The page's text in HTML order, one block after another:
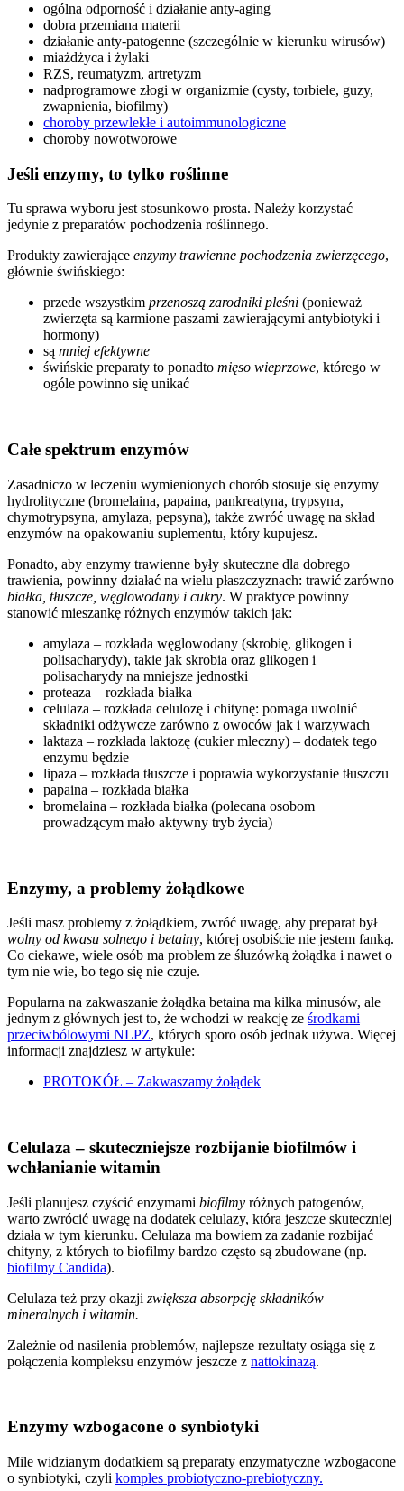
ogólna odporność i działanie anty-aging
dobra przemiana materii
działanie anty-patogenne (szczególnie w kierunku wirusów)
miażdżyca i żylaki
RZS, reumatyzm, artretyzm
nadprogramowe złogi w organizmie (cysty, torbiele, guzy,
zwapnienia, biofilmy)
choroby przewlekłe i autoimmunologiczne
choroby nowotworowe
Jeśli enzymy, to tylko roślinne
Tu sprawa wyboru jest stosunkowo prosta. Należy korzystać
jedynie z preparatów pochodzenia roślinnego.
Produkty zawierające enzymy trawienne pochodzenia zwierzęcego,
głównie świńskiego:
przede wszystkim przenoszą zarodniki pleśni (ponieważ
zwierzęta są karmione paszami zawierającymi antybiotyki i
hormony)
są mniej efektywne
świńskie preparaty to ponadto mięso wieprzowe, którego w
ogóle powinno się unikać
Całe spektrum enzymów
Zasadniczo w leczeniu wymienionych chorób stosuje się enzymy
hydrolityczne (bromelaina, papaina, pankreatyna, trypsyna,
chymotrypsyna, amylaza, pepsyna), także zwróć uwagę na skład
enzymów na opakowaniu suplementu, który kupujesz.
Ponadto, aby enzymy trawienne były skuteczne dla dobrego
trawienia, powinny działać na wielu płaszczyznach: trawić zarówno
białka, tłuszcze, węglowodany i cukry. W praktyce powinny
stanowić mieszankę różnych enzymów takich jak:
amylaza – rozkłada węglowodany (skrobię, glikogen i
polisacharydy), takie jak skrobia oraz glikogen i
polisacharydy na mniejsze jednostki
proteaza – rozkłada białka
celulaza – rozkłada celulozę i chitynę: pomaga uwolnić
składniki odżywcze zarówno z owoców jak i warzywach
laktaza – rozkłada laktozę (cukier mleczny) – dodatek tego
enzymu będzie
lipaza – rozkłada tłuszcze i poprawia wykorzystanie tłuszczu
papaina – rozkłada białka
bromelaina – rozkłada białka (polecana osobom
prowadzącym mało aktywny tryb życia)
Enzymy, a problemy żołądkowe
Jeśli masz problemy z żołądkiem, zwróć uwagę, aby preparat był
wolny od kwasu solnego i betainy, której osobiście nie jestem fanką.
Co ciekawe, wiele osób ma problem ze śluzówką żołądka i nawet o
tym nie wie, bo tego się nie czuje.
Popularna na zakwaszanie żołądka betaina ma kilka minusów, ale
jednym z głównych jest to, że wchodzi w reakcję ze środkami
przeciwbólowymi NLPZ, których sporo osób jednak używa. Więcej
informacji znajdziesz w artykule:
PROTOKÓŁ – Zakwaszamy żołądek
Celulaza – skuteczniejsze rozbijanie biofilmów i
wchłanianie witamin
Jeśli planujesz czyścić enzymami biofilmy różnych patogenów,
warto zwrócić uwagę na dodatek celulazy, która jeszcze skuteczniej
działa w tym kierunku. Celulaza ma bowiem za zadanie rozbijać
chityny, z których to biofilmy bardzo często są zbudowane (np.
biofilmy Candida).
Celulaza też przy okazji zwiększa absorpcję składników
mineralnych i witamin.
Zależnie od nasilenia problemów, najlepsze rezultaty osiąga się z
połączenia kompleksu enzymów jeszcze z nattokinazą.
Enzymy wzbogacone o synbiotyki
Mile widzianym dodatkiem są preparaty enzymatyczne wzbogacone
o synbiotyki, czyli komples probiotyczno-prebiotyczny.